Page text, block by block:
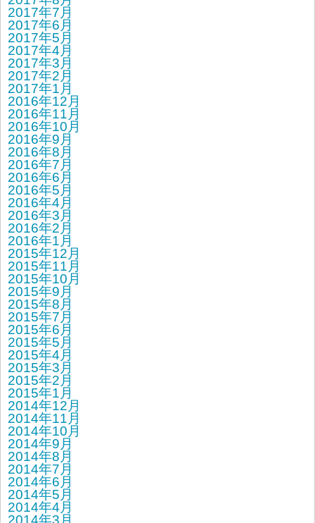
2017年7月
2017年6月
2017年5月
2017年4月
2017年3月
2017年2月
2017年1月
2016年12月
2016年11月
2016年10月
2016年9月
2016年8月
2016年7月
2016年6月
2016年5月
2016年4月
2016年3月
2016年2月
2016年1月
2015年12月
2015年11月
2015年10月
2015年9月
2015年8月
2015年7月
2015年6月
2015年5月
2015年4月
2015年3月
2015年2月
2015年1月
2014年12月
2014年11月
2014年10月
2014年9月
2014年8月
2014年7月
2014年6月
2014年5月
2014年4月
2014年3月